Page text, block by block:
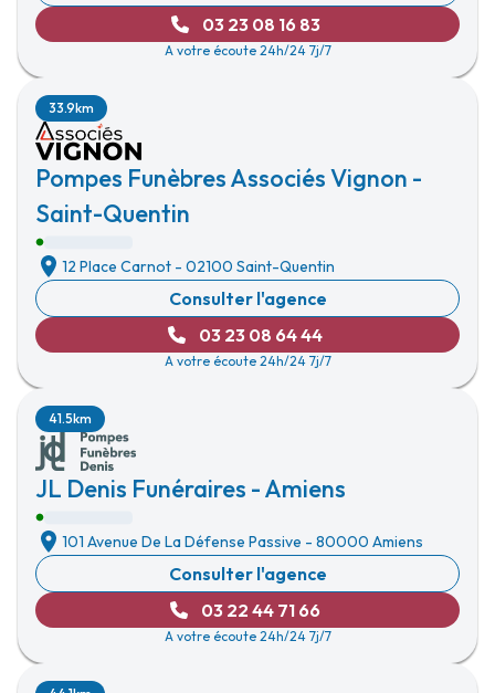
03 23 08 16 83
A votre écoute 24h/24 7j/7
Pompes Funèbres Associés Vignon -
Saint-Quentin
33.9km
12 Place Carnot - 02100 Saint-Quentin
Consulter l'agence
03 23 08 64 44
A votre écoute 24h/24 7j/7
JL Denis Funéraires - Amiens
41.5km
101 Avenue De La Défense Passive - 80000 Amiens
Consulter l'agence
03 22 44 71 66
A votre écoute 24h/24 7j/7